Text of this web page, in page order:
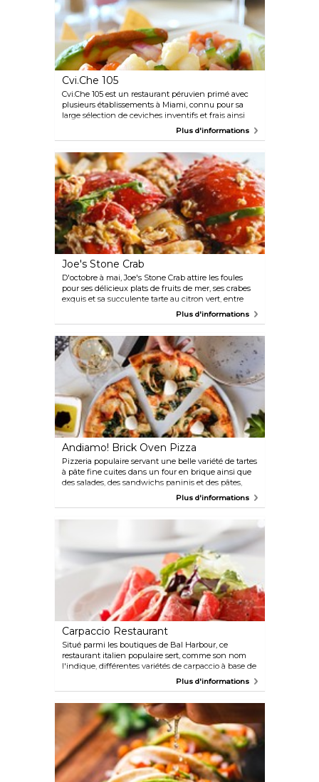
Cvi.Che 105
Cvi.Che 105 est un restaurant péruvien primé avec
plusieurs établissements à Miami, connu pour sa
large sélection de ceviches inventifs et frais ainsi
que d'autres plats traditionnels. Qu'il s'agisse de
Plus d'informations
Joe's Stone Crab
D'octobre à mai, Joe's Stone Crab attire les foules
pour ses délicieux plats de fruits de mer, ses crabes
exquis et sa succulente tarte au citron vert, entre
autres. Et si trouver une table lors d'une nuit de forte
Plus d'informations
Andiamo! Brick Oven Pizza
Pizzeria populaire servant une belle variété de tartes
à pâte fine cuites dans un four en brique ainsi que
des salades, des sandwichs paninis et des pâtes,
ainsi qu'une carte complète de bières et de vins. Ces
mets sont servis dans un espace industriel réaffecté,
Plus d'informations
Carpaccio Restaurant
Situé parmi les boutiques de Bal Harbour, ce
restaurant italien populaire sert, comme son nom
l'indique, différentes variétés de carpaccio à base de
veau, de gibier, de saumon ou de thon. Avec
d'autres plats traditionnels tels que des calamars, du
satisfait toutes les attentes et tous les goûts en
matière de cuisine italienne authentique.
Plus d'informations